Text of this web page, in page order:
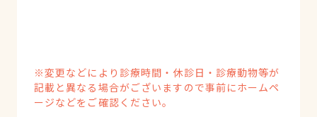
※変更などにより診療時間・休診日・診療動物等が
記載と異なる場合がございますので事前にホームペ
ージなどをご確認ください。